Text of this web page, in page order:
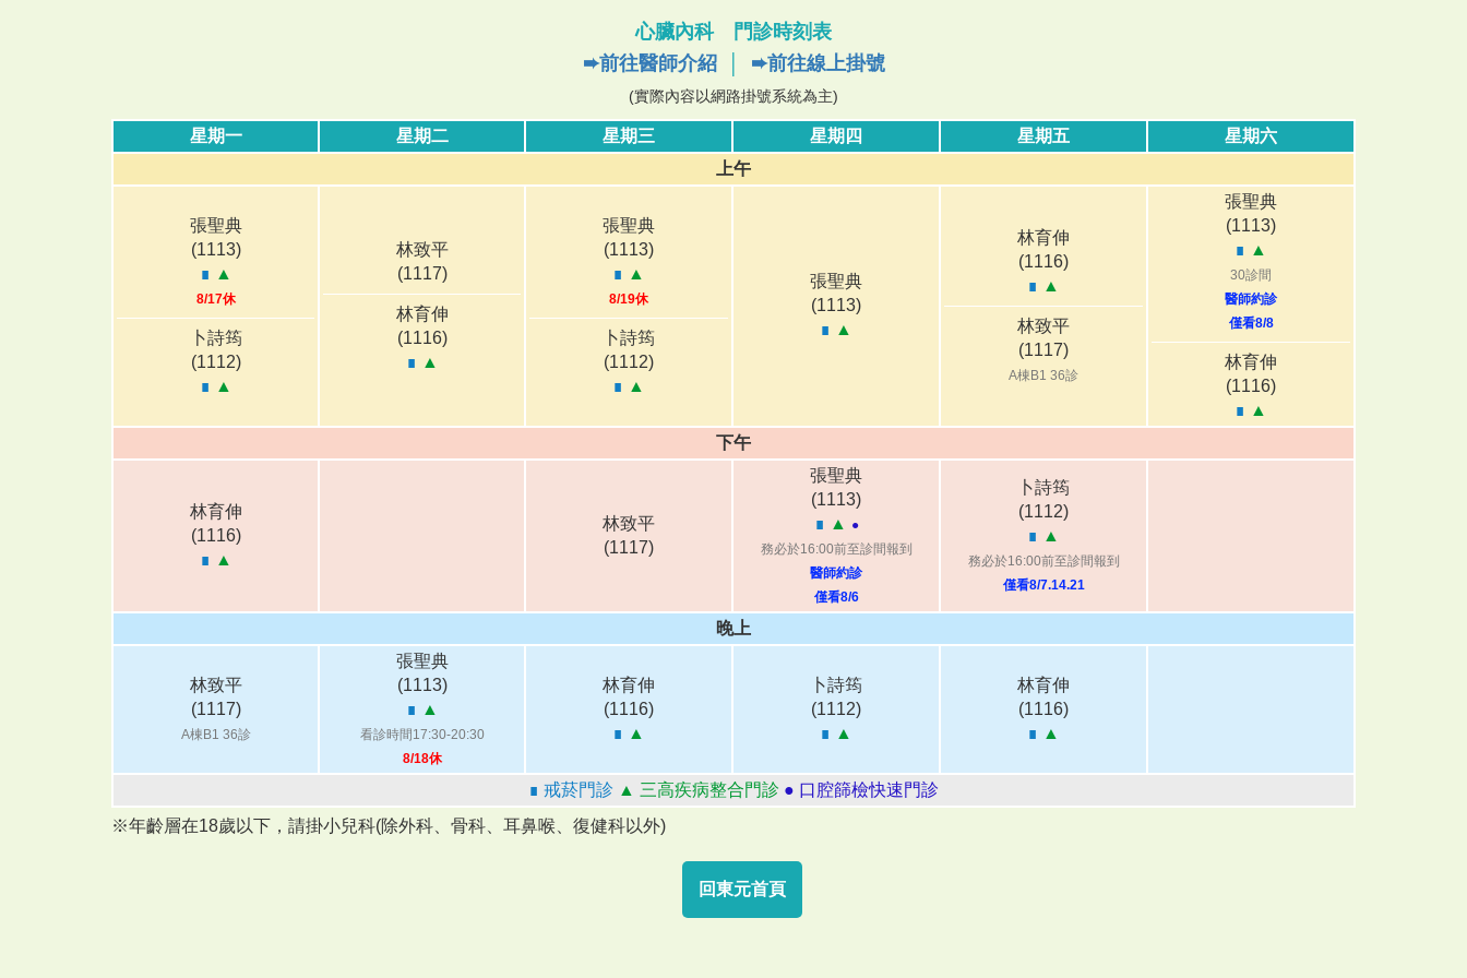
心臟內科 門診時刻表
➨前往醫師介紹│ ➨前往線上掛號
(實際內容以網路掛號系統為主)
星期一 星期二 星期三 星期四 星期五
星期六
上午
張聖典
(1113)
∎ ▲
8/17休
卜詩筠
(1112)
∎ ▲
林致平
(1117)
林育伸
(1116)
∎ ▲
張聖典
(1113)
∎ ▲
8/19休
卜詩筠
(1112)
∎ ▲
張聖典
(1113)
∎ ▲
林育伸
(1116)
∎ ▲
林致平
(1117)
A棟B1 36診
張聖典
(1113)
∎ ▲
30診間
醫師約診
僅看8/8
林育伸
(1116)
∎ ▲
下午
林育伸
(1116)
∎ ▲
林致平
(1117)
張聖典
(1113)
∎ ▲
●
務必於16:00前至診間報到
醫師約診
僅看8/6
卜詩筠
(1112)
∎ ▲
務必於16:00前至診間報到
僅看8/7.14.21
晚上
林致平
(1117)
A棟B1 36診
張聖典
(1113)
∎ ▲
看診時間17:30-20:30
8/18休
林育伸
(1116)
∎ ▲
卜詩筠
(1112)
∎ ▲
林育伸
(1116)
∎ ▲
∎ 戒菸門診 ▲ 三高疾病整合門診 ● 口腔篩檢快速門診
※年齡層在18歲以下，請掛小兒科(除外科、骨科、耳鼻喉、復健科以外)
回東元首頁